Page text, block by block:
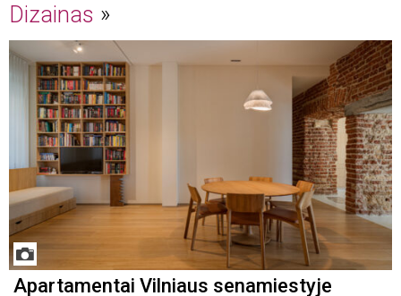
Dizainas
Apartamentai Vilniaus senamiestyje